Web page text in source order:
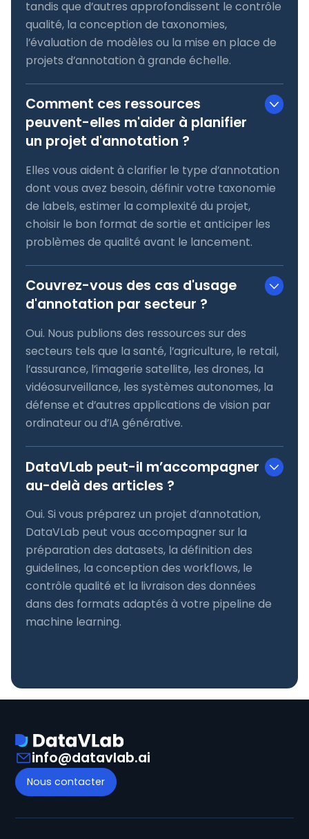
tandis que d’autres approfondissent le contrôle
qualité, la conception de taxonomies,
l’évaluation de modèles ou la mise en place de
projets d’annotation à grande échelle.
Comment ces ressources
peuvent-elles m'aider à planifier
un projet d'annotation ?
Elles vous aident à clarifier le type d’annotation
dont vous avez besoin, définir votre taxonomie
de labels, estimer la complexité du projet,
choisir le bon format de sortie et anticiper les
problèmes de qualité avant le lancement.
Couvrez-vous des cas d'usage
d'annotation par secteur ?
Oui. Nous publions des ressources sur des
secteurs tels que la santé, l’agriculture, le retail,
l’assurance, l’imagerie satellite, les drones, la
vidéosurveillance, les systèmes autonomes, la
défense et d’autres applications de vision par
ordinateur ou d’IA générative.
DataVLab peut-il m’accompagner
au-delà des articles ?
Oui. Si vous préparez un projet d’annotation,
DataVLab peut vous accompagner sur la
préparation des datasets, la définition des
guidelines, la conception des workflows, le
contrôle qualité et la livraison des données
dans des formats adaptés à votre pipeline de
machine learning.
info@datavlab.ai
Nous contacter